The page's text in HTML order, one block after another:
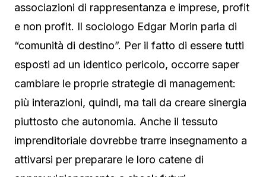
associazioni di rappresentanza e imprese, profit
e non profit. Il sociologo Edgar Morin parla di
“comunità di destino”. Per il fatto di essere tutti
esposti ad un identico pericolo, occorre saper
cambiare le proprie strategie di management:
più interazioni, quindi, ma tali da creare sinergia
piuttosto che autonomia. Anche il tessuto
imprenditoriale dovrebbe trarre insegnamento a
attivarsi per preparare le loro catene di